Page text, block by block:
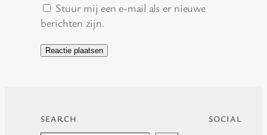
Stuur mij een e-mail als er nieuwe
berichten zijn.
SEARCH SOCIAL